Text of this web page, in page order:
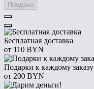
Продано
Бесплатная доставка
от 110 BYN
Подарки к каждому заказу
от 200 BYN